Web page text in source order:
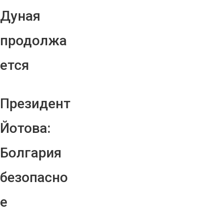
Дуная
продолжа
ется
Президент
Йотова:
Болгария
безопасно
е